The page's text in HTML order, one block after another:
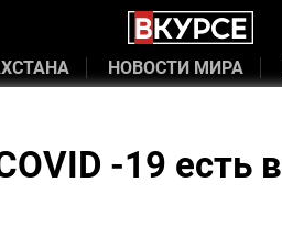
НОВОСТИ МИРА
-19 есть в